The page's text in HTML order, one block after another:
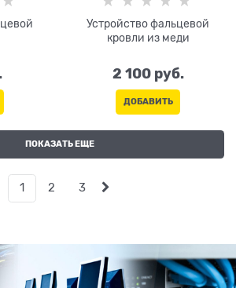
Устройство фальцевой
кровли из меди
2 100 руб.
ДОБАВИТЬ
ПОКАЗАТЬ ЕЩЕ
1 2 3